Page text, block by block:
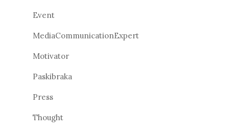
Event
MediaCommunicationExpert
Motivator
Paskibraka
Press
Thought